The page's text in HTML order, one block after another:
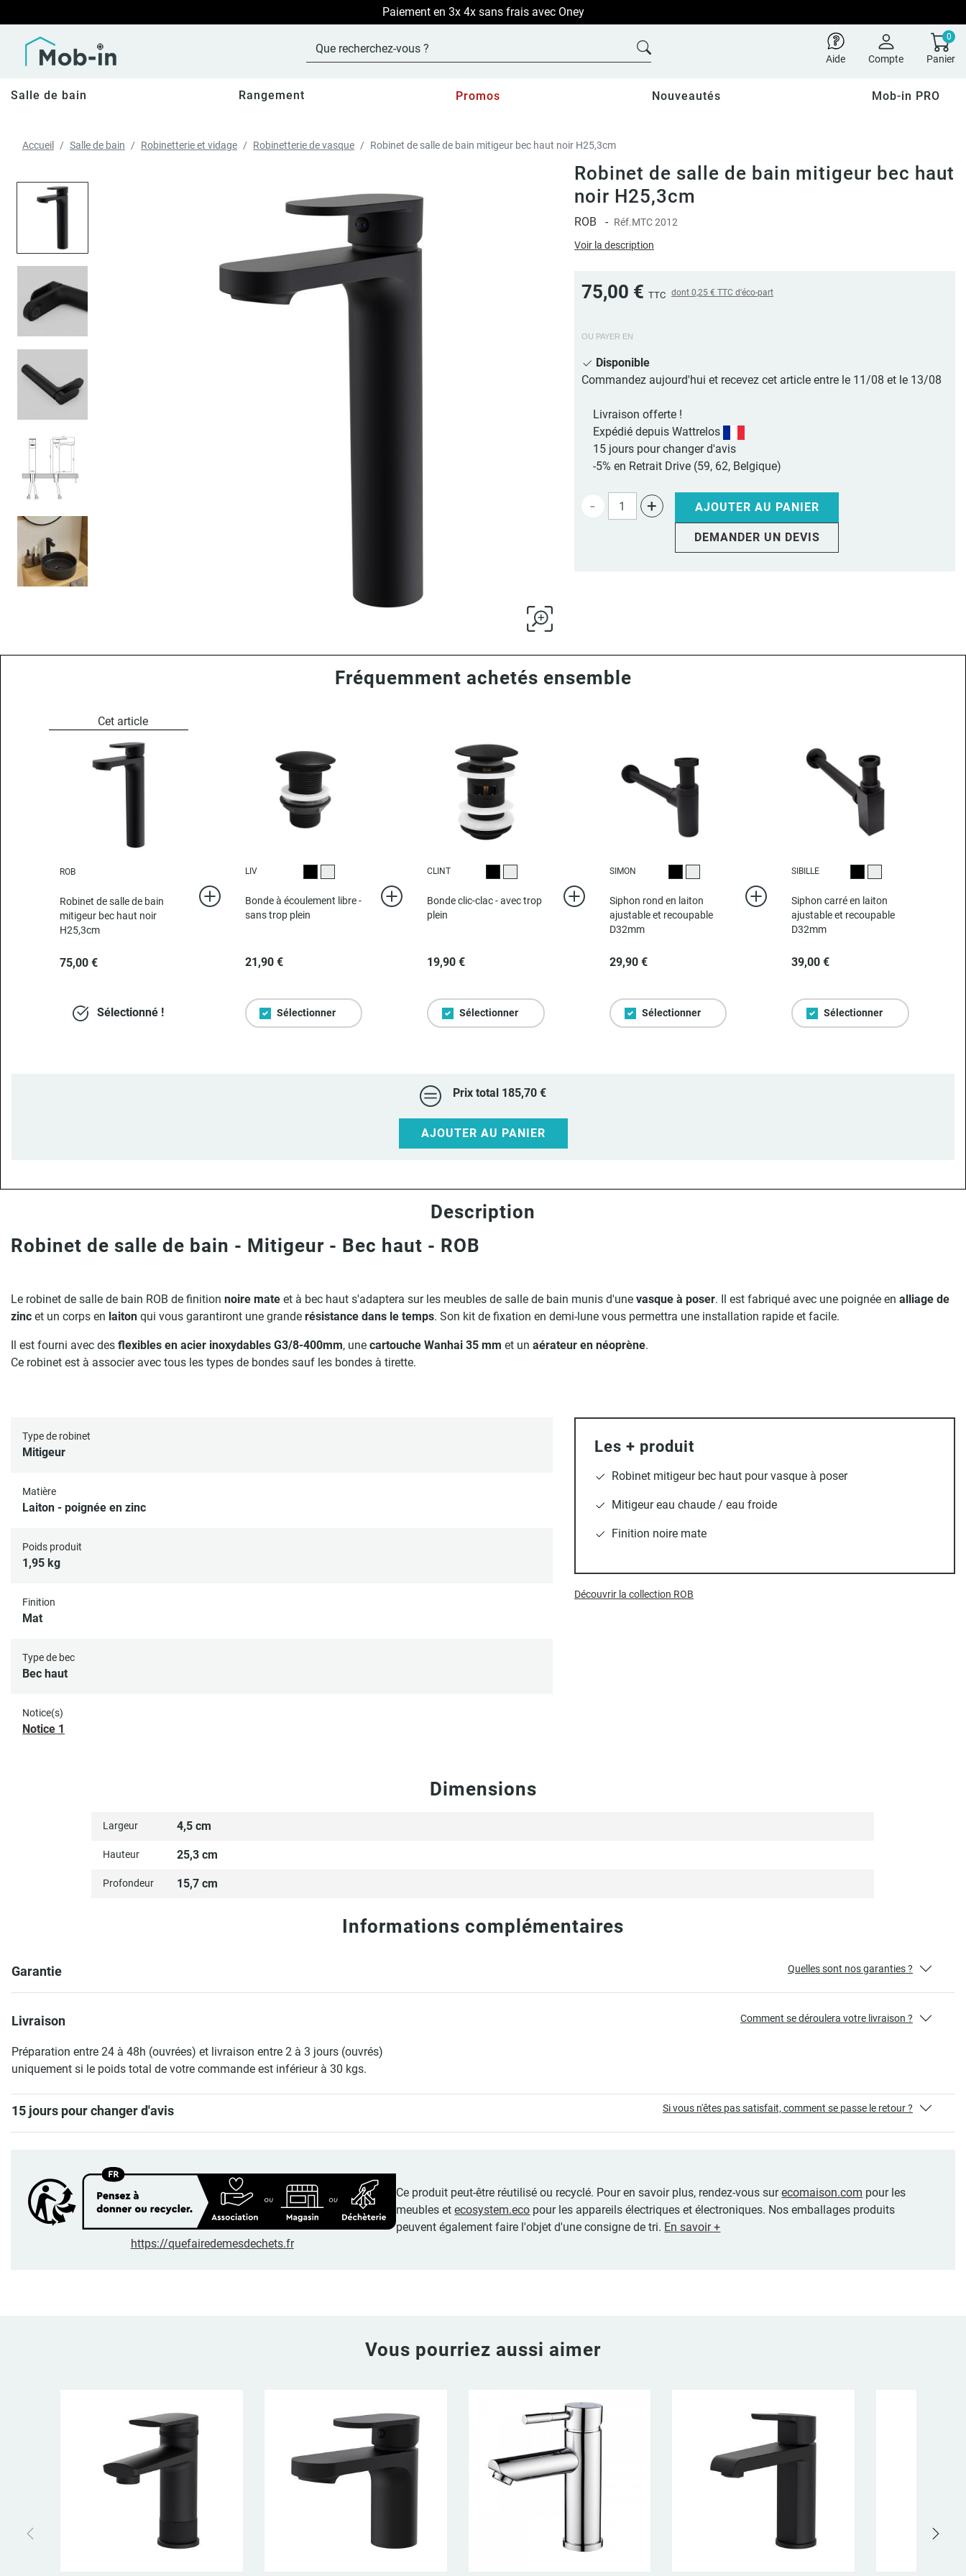
LIVRAISON OFFERTE sur TOUT le site !
Aide Compte
0
Panier
Salle de bain Rangement Promos Nouveautés Mob-in PRO
Accueil Salle de bain Robinetterie et vidage Robinetterie de vasque Robinet de salle de bain mitigeur bec haut noir H25,3cm
Robinet de salle de bain mitigeur bec haut
noir H25,3cm
ROB - Réf.MTC 2012
Voir la description
75,00 € TTC dont 0,25 € TTC d'éco-part
OU PAYER EN
Disponible
Commandez aujourd'hui et recevez cet article entre le 11/08 et le 13/08
Livraison offerte !
Expédié depuis Wattrelos
15 jours pour changer d'avis
-5% en Retrait Drive (59, 62, Belgique)
- + AJOUTER AU PANIER
DEMANDER UN DEVIS
Fréquemment achetés ensemble
ROB
Robinet de salle de bain
mitigeur bec haut noir
H25,3cm
75,00 €
Sélectionné !
LIV
NoirChromé
Bonde à écoulement libre -
sans trop plein
21,90 €
Sélectionner
CLINT
NoirChromé
Bonde clic-clac - avec trop
plein
19,90 €
Sélectionner
SIMON
NoirChromé
Siphon rond en laiton
ajustable et recoupable
D32mm
29,90 €
Sélectionner
SIBILLE
NoirChromé
Siphon carré en laiton
ajustable et recoupable
D32mm
39,00 €
Sélectionner
Prix total 185,70 €
AJOUTER AU PANIER
Description
Robinet de salle de bain - Mitigeur - Bec haut - ROB
Le robinet de salle de bain ROB de finition noire mate et à bec haut s'adaptera sur les meubles de salle de bain munis d'une vasque à poser. Il est fabriqué avec une poignée en alliage de
zinc et un corps en laiton qui vous garantiront une grande résistance dans le temps. Son kit de fixation en demi-lune vous permettra une installation rapide et facile.
Il est fourni avec des flexibles en acier inoxydables G3/8-400mm, une cartouche Wanhai 35 mm et un aérateur en néoprène.
Ce robinet est à associer avec tous les types de bondes sauf les bondes à tirette.
Type de robinet
Mitigeur
Matière
Laiton - poignée en zinc
Poids produit
1,95 kg
Finition
Mat
Type de bec
Bec haut
Notice(s)
Notice 1
Les + produit
Robinet mitigeur bec haut pour vasque à poser
Mitigeur eau chaude / eau froide
Finition noire mate
Découvrir la collection ROB
Dimensions
Largeur 4,5 cm
Hauteur 25,3 cm
Profondeur 15,7 cm
Informations complémentaires
Garantie Quelles sont nos garanties ?
Livraison
Préparation entre 24 à 48h (ouvrées) et livraison entre 2 à 3 jours (ouvrés)
uniquement si le poids total de votre commande est inférieur à 30 kgs.
Comment se déroulera votre livraison ?
15 jours pour changer d'avis Si vous n'êtes pas satisfait, comment se passe le retour ?
https://quefairedemesdechets.fr
Ce produit peut-être réutilisé ou recyclé. Pour en savoir plus, rendez-vous surecomaison.com pour les
meubles etecosystem.eco pour les appareils électriques et électroniques. Nos emballages produits
peuvent également faire l'objet d'une consigne de tri. En savoir +
Vous pourriez aussi aimer